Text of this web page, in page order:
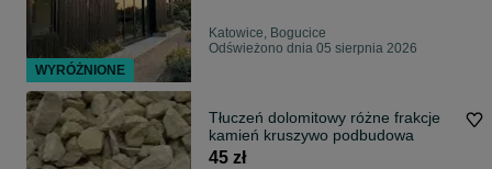
Katowice, Bogucice
Odświeżono dnia 05 sierpnia 2026
Tłuczeń dolomitowy różne frakcje
kamień kruszywo podbudowa
45 zł
WYRÓŻNIONE